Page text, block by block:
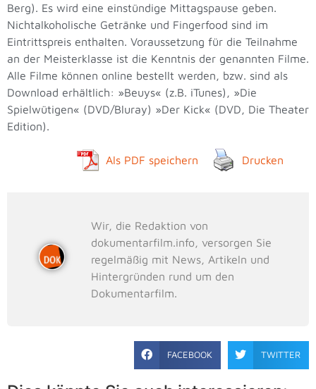
Berg). Es wird eine einstündige Mittagspause geben.
Nichtalkoholische Getränke und Fingerfood sind im
Eintrittspreis enthalten. Voraussetzung für die Teilnahme
an der Meisterklasse ist die Kenntnis der genannten Filme.
Alle Filme können online bestellt werden, bzw. sind als
Download erhältlich: »Beuys« (z.B. iTunes), »Die
Spielwütigen« (DVD/Bluray) »Der Kick« (DVD, Die Theater
Edition).
Als PDF speichern Drucken
Wir, die Redaktion von
dokumentarfilm.info, versorgen Sie
regelmäßig mit News, Artikeln und
Hintergründen rund um den
Dokumentarfilm.
FACEBOOK TWITTER